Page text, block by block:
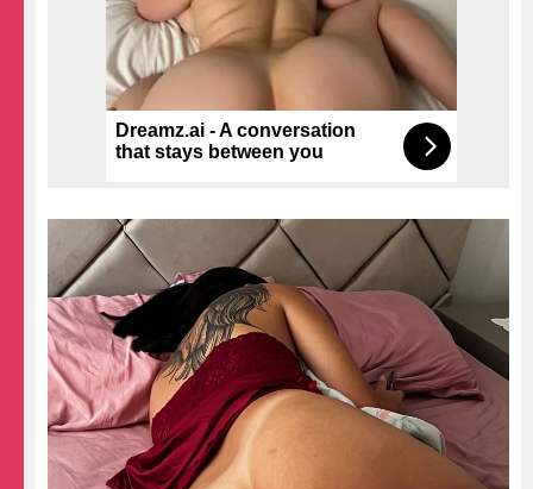
Dreamz.ai - A conversation
that stays between you